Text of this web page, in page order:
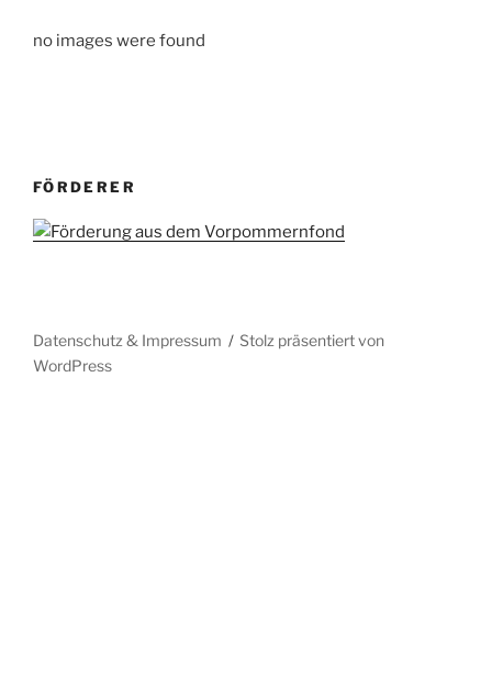
no images were found
FÖRDERER
Datenschutz & Impressum
Stolz präsentiert von
WordPress